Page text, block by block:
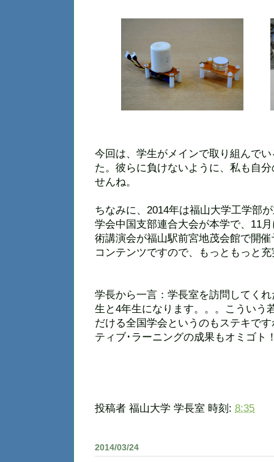
今回は、学生がメインで取り組んで
た。彼らに負けないように、私も自
せんね。
ちなみに、2014年は福山大学工学部
学会中国支部連合大会が本学で、11
術講演会が福山駅前宮地茂会館で開
コンテンツですので、もっともっと
学長から一言：学長室を訪問してく
生と4年生になります。。。こういう
だける全国学会というのもステキで
ティブ･ラーニングの成果もオミゴト
投稿者 福山大学 学長室 時刻: 8:35
2014/03/24